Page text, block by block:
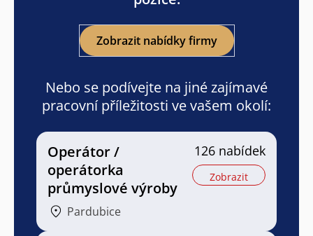
Zobrazit nabídky firmy
Nebo se podívejte na jiné zajímavé
pracovní příležitosti ve vašem okolí:
Operátor /
operátorka
průmyslové výroby
Pardubice
126 nabídek
Zobrazit